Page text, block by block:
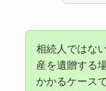
相続人ではな
産を遺贈する
かかるケース